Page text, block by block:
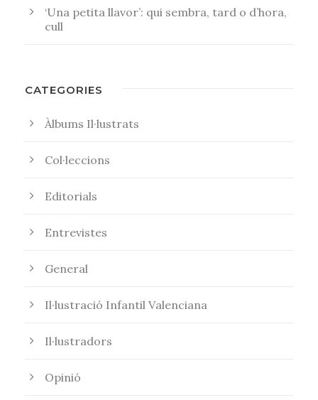
‘Una petita llavor’: qui sembra, tard o d’hora,
cull
CATEGORIES
Àlbums Il·lustrats
Col·leccions
Editorials
Entrevistes
General
Il·lustració Infantil Valenciana
Il·lustradors
Opinió